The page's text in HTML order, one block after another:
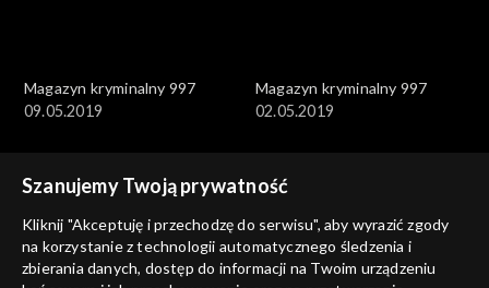
Magazyn kryminalny 997
09.05.2019
Magazyn kryminalny 997
02.05.2019
Magazyn kryminalny 997
Magazyn kryminalny 997
Szanujemy Twoją prywatność
Kliknij "Akceptuję i przechodzę do serwisu", aby wyrazić zgody
na korzystanie z technologii automatycznego śledzenia i
zbierania danych, dostęp do informacji na Twoim urządzeniu